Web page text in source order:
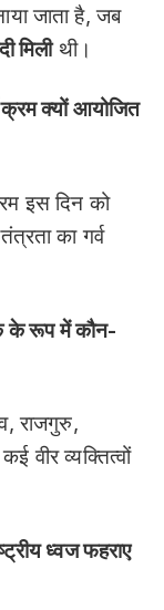
जाता है, जब
मिलीथी।
क्यों आयोजित
इस दिन को
का गर्व
के रूप में कौन-
राजगुरु,
वीर व्यक्तित्वों
ध्वज फहराए